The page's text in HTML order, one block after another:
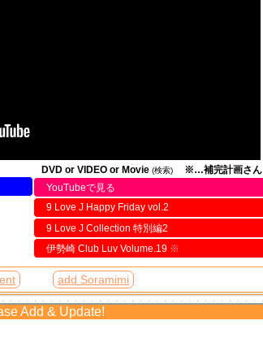
DVD or VIDEO or Movie (検索)
※…補完計画さん
YouTubeで見る
9 Love J Happy Friday vol.2
9 Love J Collection 特別編2
伊勢崎 Club Luv Volume.19 ※
add Soramimi
Add & Update!